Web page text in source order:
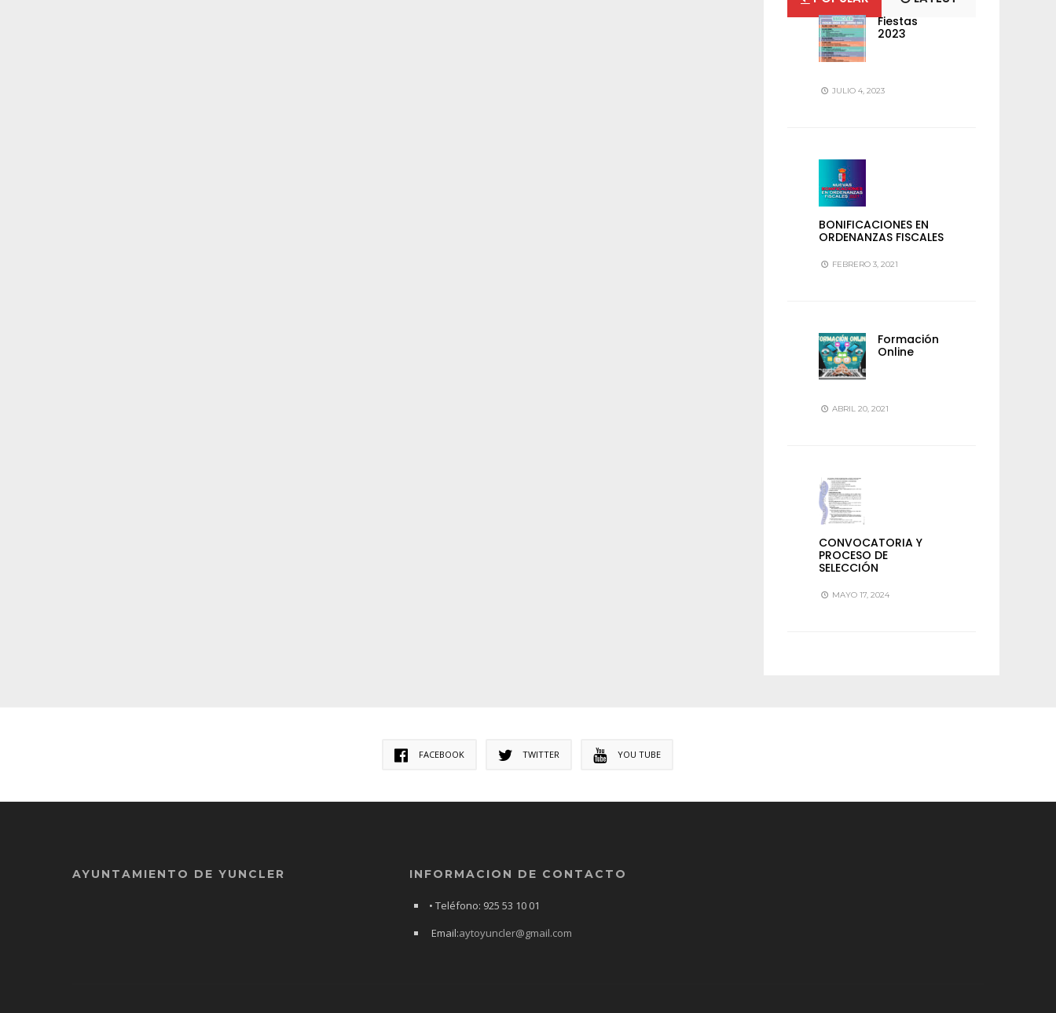
Fiestas
2023
JULIO 4, 2023
BONIFICACIONES EN
ORDENANZAS FISCALES
FEBRERO 3, 2021
Formación
Online
ABRIL 20, 2021
CONVOCATORIA Y
PROCESO DE
SELECCIÓN
MAYO 17, 2024
FACEBOOK TWITTER YOU TUBE
AYUNTAMIENTO DE YUNCLER INFORMACION DE CONTACTO
• Teléfono: 925 53 10 01
Email:aytoyuncler@gmail.com